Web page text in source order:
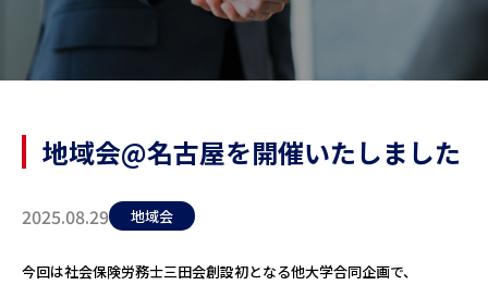
地域会@名古屋を開催いたしました
2025.08.29 地域会
今回は社会保険労務士三田会創設初となる他大学合同企画で、